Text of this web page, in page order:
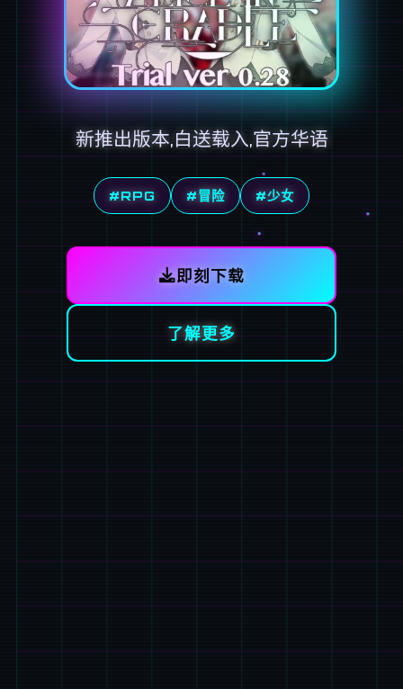
新推出版本,白送载入,官方华语
#RPG #冒险 #少女
即刻下载
了解更多